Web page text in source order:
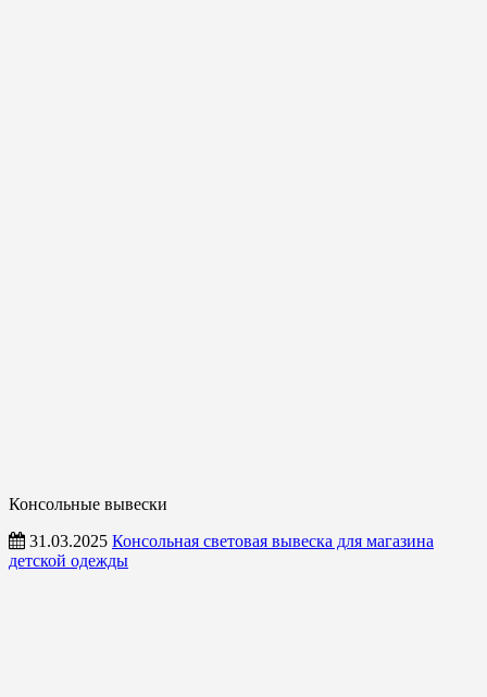
Консольные вывески
31.03.2025 Консольная световая вывеска для магазина
детской одежды